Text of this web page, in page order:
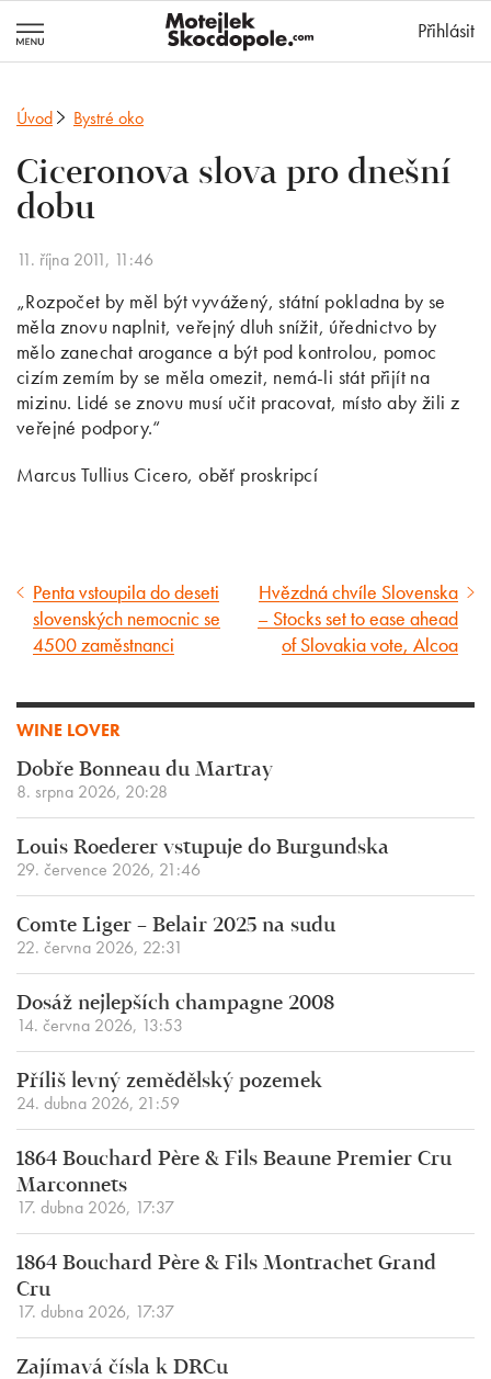
Přihlásit
Úvod Bystré oko
Ciceronova slova pro dnešní
dobu
11. října 2011, 11:46
„Rozpočet by měl být vyvážený, státní pokladna by se
měla znovu naplnit, veřejný dluh snížit, úřednictvo by
mělo zanechat arogance a být pod kontrolou, pomoc
cizím zemím by se měla omezit, nemá-li stát přijít na
mizinu. Lidé se znovu musí učit pracovat, místo aby žili z
veřejné podpory.“
Marcus Tullius Cicero, oběť proskripcí
Předcházející
článek
Penta vstoupila do deseti
slovenských nemocnic se
4500 zaměstnanci
Následující
článek
Hvězdná chvíle Slovenska
– Stocks set to ease ahead
of Slovakia vote, Alcoa
WINE LOVER
Dobře Bonneau du Martray
8. srpna 2026, 20:28
Louis Roederer vstupuje do Burgundska
29. července 2026, 21:46
Comte Liger – Belair 2025 na sudu
22. června 2026, 22:31
Dosáž nejlepších champagne 2008
14. června 2026, 13:53
Příliš levný zemědělský pozemek
24. dubna 2026, 21:59
1864 Bouchard Père & Fils Beaune Premier Cru
Marconnets
17. dubna 2026, 17:37
1864 Bouchard Père & Fils Montrachet Grand
Cru
17. dubna 2026, 17:37
Zajímavá čísla k DRCu